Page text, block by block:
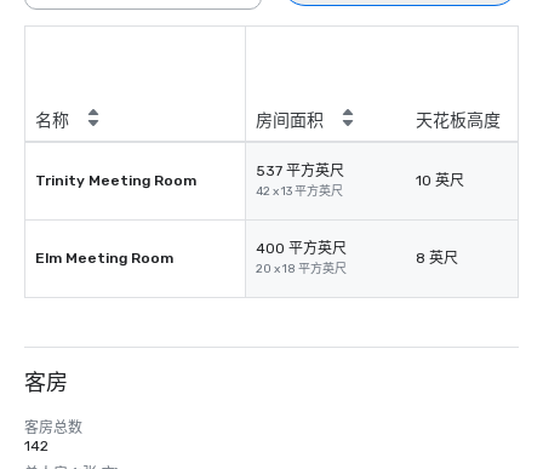
名称 房间面积 天花板高度
Trinity Meeting Room
537 平方英尺
42 x 13 平方英尺
10 英尺
Elm Meeting Room
400 平方英尺
20 x 18 平方英尺
8 英尺
客房
客房总数
142